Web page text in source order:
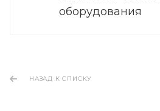
оборудования
НАЗАД К СПИСКУ